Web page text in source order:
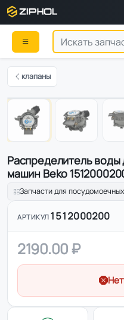
клапаны
Оригинал
Распределитель
машин Beko
Запчасти для
АРТИКУЛ 1512000200
2190.00 ₽